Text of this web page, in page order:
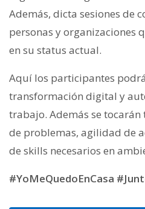
Además, dicta sesiones de
personas y organizaciones
en su status actual.
Aquí los participantes
transformación digital y
trabajo. Además se
de problemas, agilidad de
de skills necesarios en
#YoMeQuedoEnCasa